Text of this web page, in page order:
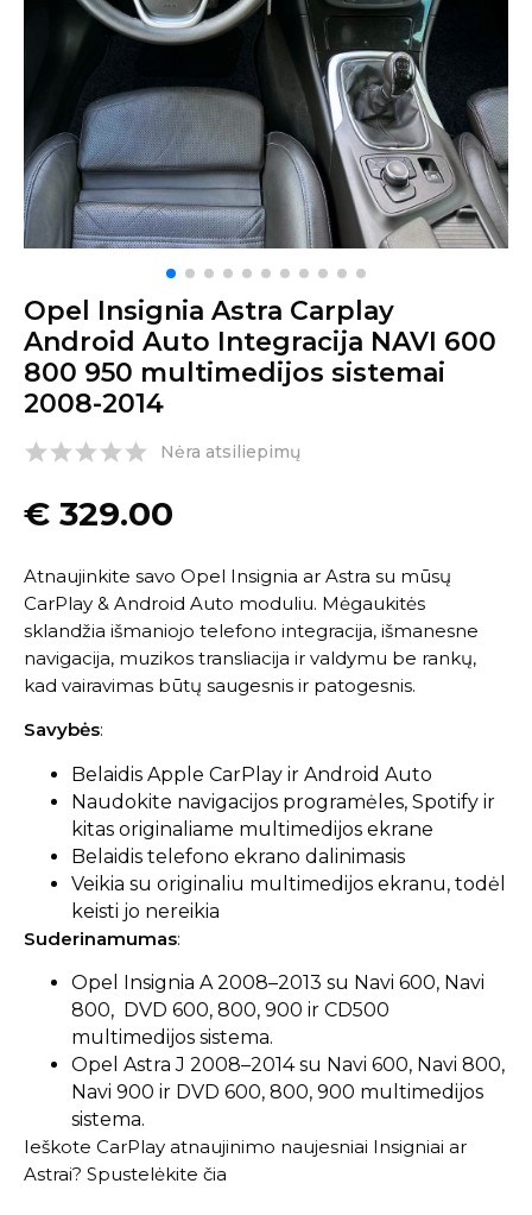
Opel Insignia Astra Carplay
Android Auto Integracija NAVI 600
800 950 multimedijos sistemai
2008-2014
Nėra atsiliepimų
€ 329.00
Atnaujinkite savo Opel Insignia ar Astra su mūsų
CarPlay & Android Auto moduliu. Mėgaukitės
sklandžia išmaniojo telefono integracija, išmanesne
navigacija, muzikos transliacija ir valdymu be rankų,
kad vairavimas būtų saugesnis ir patogesnis.
Savybės:
Belaidis Apple CarPlay ir Android Auto
Naudokite navigacijos programėles, Spotify ir
kitas originaliame multimedijos ekrane
Belaidis telefono ekrano dalinimasis
Veikia su originaliu multimedijos ekranu, todėl
keisti jo nereikia
Suderinamumas:
Opel Insignia A 2008–2013 su Navi 600, Navi
800, DVD 600, 800, 900 ir CD500
multimedijos sistema.
Opel Astra J 2008–2014 su Navi 600, Navi 800,
Navi 900 ir DVD 600, 800, 900 multimedijos
sistema.
Ieškote CarPlay atnaujinimo naujesniai Insigniai ar
Astrai? Spustelėkite čia